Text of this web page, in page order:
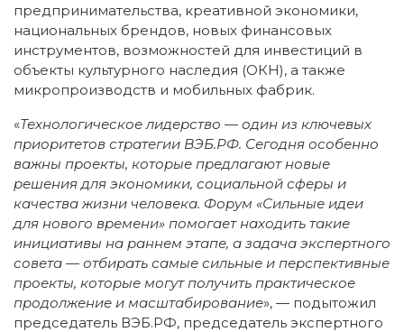
предпринимательства, креативной экономики,
национальных брендов, новых финансовых
инструментов, возможностей для инвестиций в
объекты культурного наследия (ОКН), а также
микропроизводств и мобильных фабрик.
«Технологическое лидерство — один из ключевых
приоритетов стратегии ВЭБ.РФ. Сегодня особенно
важны проекты, которые предлагают новые
решения для экономики, социальной сферы и
качества жизни человека. Форум «Сильные идеи
для нового времени» помогает находить такие
инициативы на раннем этапе, а задача экспертного
совета — отбирать самые сильные и перспективные
проекты, которые могут получить практическое
продолжение и масштабирование», — подытожил
председатель ВЭБ.РФ, председатель экспертного